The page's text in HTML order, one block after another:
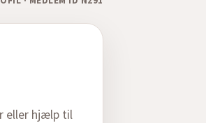
eller hjælp til